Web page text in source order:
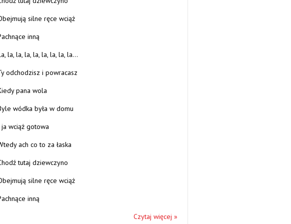
silne ręce wciąż
inną
la, la, la, la, la, la, la, la…
odchodzisz i powracasz
pana wola
wódka była w domu
wciąż gotowa
ach co to za łaska
tutaj dziewczyno
silne ręce wciąż
inną
Czytaj więcej »